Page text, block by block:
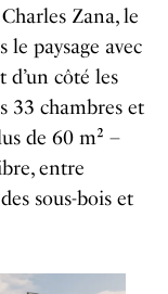
Zana, le
le paysage avec
d’un côté les
33 chambres et
de 60 m² –
entre
sous-bois et